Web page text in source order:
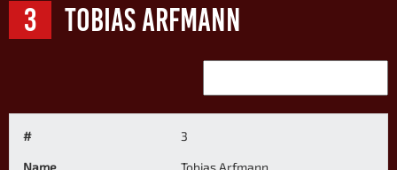
3 Tobias Arfmann
# 3
Name Tobias Arfmann